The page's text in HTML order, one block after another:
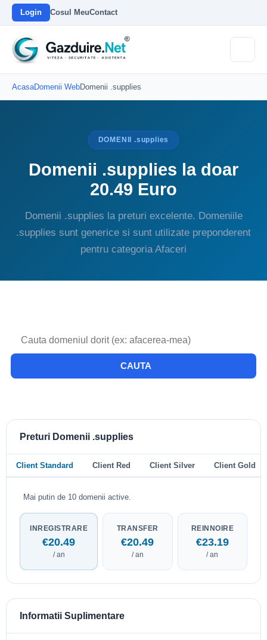
Login Cosul MeuContact
AcasaDomenii WebDomenii .supplies
DOMENII .supplies
Domenii .supplies la doar
20.49 Euro
Domenii .supplies la preturi excelente. Domeniile
.supplies sunt generice si sunt utilizate preponderent
pentru categoria Afaceri
CAUTA
Preturi Domenii .supplies
Client Standard Client Red Client Silver Client Gold
Mai putin de 10 domenii active.
INREGISTRARE
€20.49
/ an
TRANSFER
€20.49
/ an
REINNOIRE
€23.19
/ an
Informatii Suplimentare